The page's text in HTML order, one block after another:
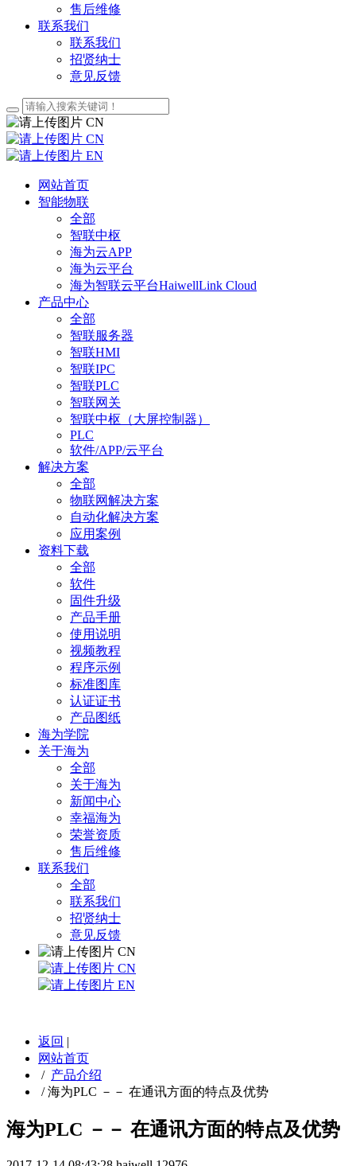
售后维修
联系我们
联系我们
招贤纳士
意见反馈
CN
CN
EN
网站首页
智能物联
全部
智联中枢
海为云APP
海为云平台
海为智联云平台HaiwellLink Cloud
产品中心
全部
智联服务器
智联HMI
智联IPC
智联PLC
智联网关
智联中枢（大屏控制器）
PLC
软件/APP/云平台
解决方案
全部
物联网解决方案
自动化解决方案
应用案例
资料下载
全部
软件
固件升级
产品手册
使用说明
视频教程
程序示例
标准图库
认证证书
产品图纸
海为学院
关于海为
全部
关于海为
新闻中心
幸福海为
荣誉资质
售后维修
联系我们
全部
联系我们
招贤纳士
意见反馈
CN
CN
EN
返回 |
网站首页
/ 产品介绍
/海为PLC －－ 在通讯方面的特点及优势
海为PLC －－ 在通讯方面的特点及优势